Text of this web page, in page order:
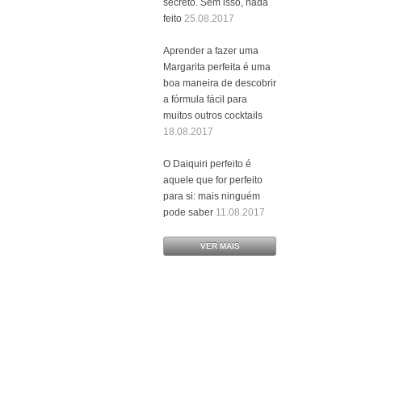
secreto. Sem isso, nada
feito 25.08.2017
Aprender a fazer uma
Margarita perfeita é uma
boa maneira de descobrir
a fórmula fácil para
muitos outros cocktails
18.08.2017
O Daiquiri perfeito é
aquele que for perfeito
para si: mais ninguém
pode saber 11.08.2017
VER MAIS